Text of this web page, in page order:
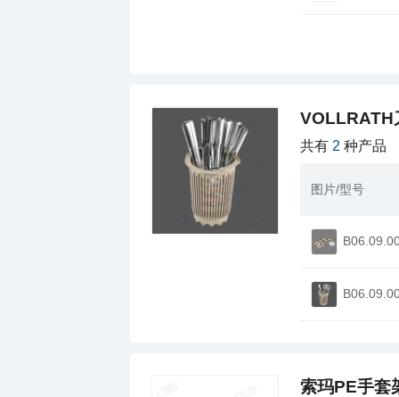
VOLLRATH
共有 2 种产品
图片/型号
索玛PE手套